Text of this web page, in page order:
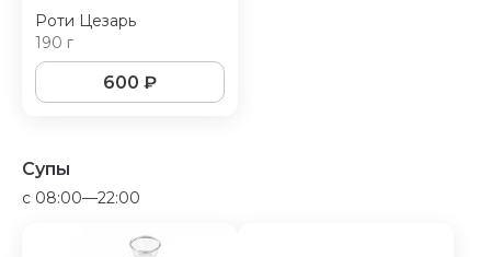
Роти Цезарь
190 г
600 ₽
Супы
c 08:00—22:00